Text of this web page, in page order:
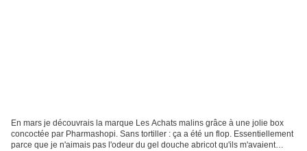
En mars je découvrais la marque Les Achats malins grâce à une jolie box
concoctée par Pharmashopi. Sans tortiller : ça a été un flop. Essentiellement
parce que je n'aimais pas l'odeur du gel douche abricot qu'ils m'avaient